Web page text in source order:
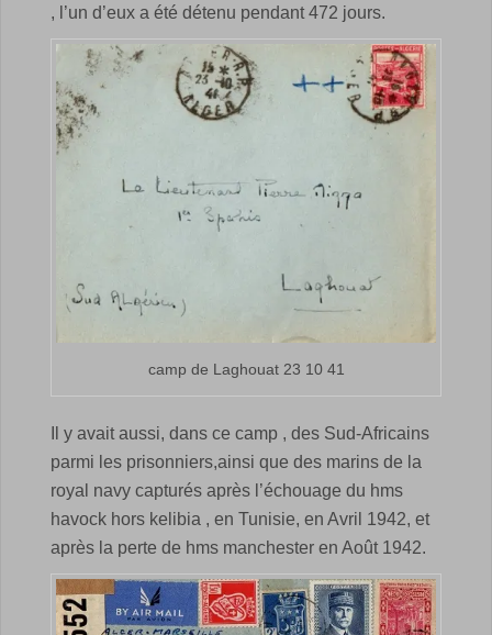
, l’un d’eux a été détenu pendant 472 jours.
camp de Laghouat 23 10 41
Il y avait aussi, dans ce camp , des Sud-Africains
parmi les prisonniers,ainsi que des marins de la
royal navy capturés après l’échouage du hms
havock hors kelibia , en Tunisie, en Avril 1942, et
après la perte de hms manchester en Août 1942.